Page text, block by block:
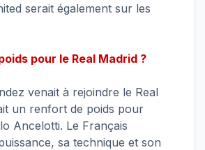
serait également sur les
pour le Real Madrid ?
venait à rejoindre le Real
un renfort de poids pour
Ancelotti. Le Français
sa technique et son